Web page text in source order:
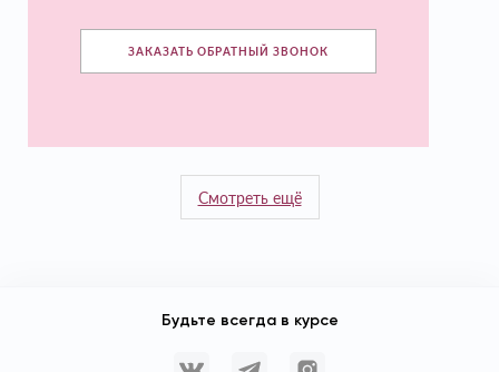
ЗАКАЗАТЬ ОБРАТНЫЙ ЗВОНОК
Смотреть ещё
Будьте всегда в курсе